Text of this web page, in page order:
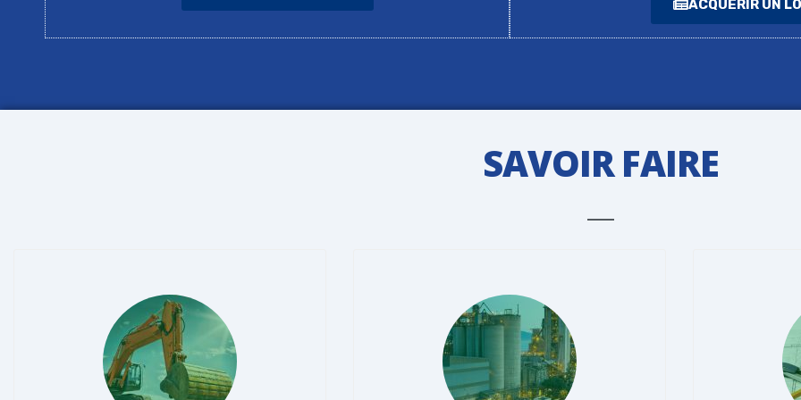
ACQUERIR UN
SAVOIR FAIRE